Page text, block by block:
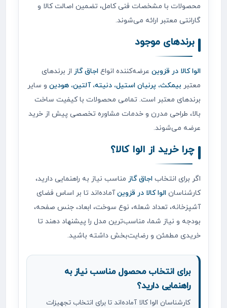
محصولات با مشخصات فنی کامل، تضمین اصالت کالا و
گارانتی معتبر ارائه می‌شوند.
برندهای موجود
الوا کالا در قزوین عرضه‌کننده انواع اجاق گاز از برندهای
معتبر بیمکث، پرنیان استیل، دنیته، آلتین، هودین و سایر
برندهای معتبر است. تمامی محصولات با کیفیت ساخت
بالا، طراحی مدرن و خدمات مشاوره تخصصی پیش از خرید
عرضه می‌شوند.
چرا خرید از الوا کالا؟
اگر برای انتخاب اجاق گاز مناسب نیاز به راهنمایی دارید،
کارشناسان الوا کالا در قزوینآماده‌اند تا بر اساس فضای
آشپزخانه، تعداد شعله، نوع سوخت، ابعاد، جنس صفحه،
بودجه و نیاز شما، مناسب‌ترین مدل را پیشنهاد دهند تا
خریدی مطمئن و رضایت‌بخش داشته باشید.
برای انتخاب محصول مناسب نیاز به
راهنمایی دارید؟
کارشناسان الوا کالا آماده‌اند تا برای انتخاب تجهیزات